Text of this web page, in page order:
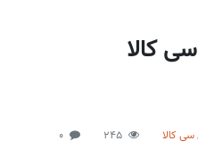
کالا
سی کالا 245
0